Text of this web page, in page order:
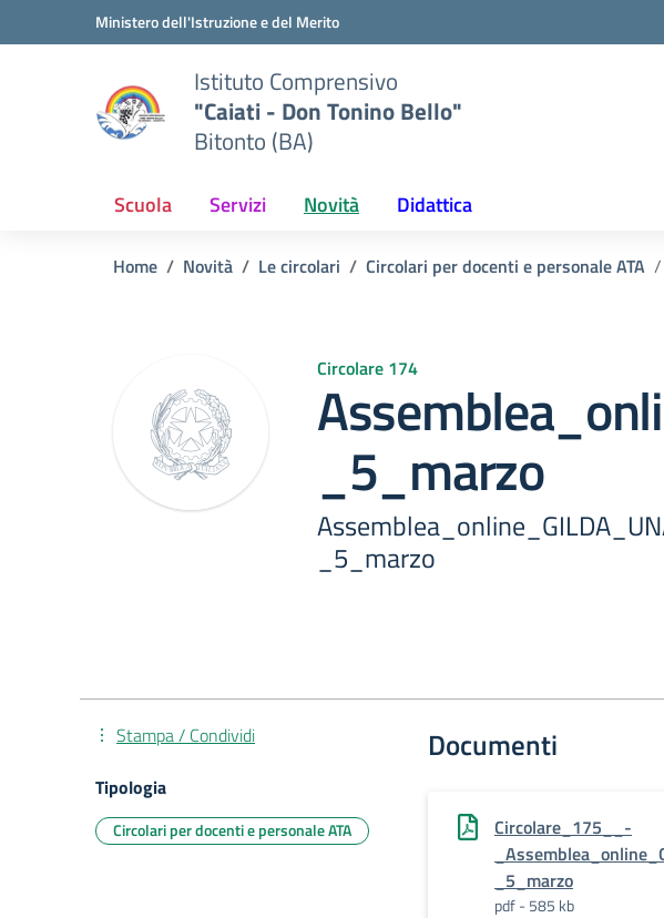
Vai ai contenuti
Vai al menu di navigazioneMinistero dell'Istruzione e del Merito
Istituto Comprensivo
"Caiati - Don Tonino Bello"
Bitonto (BA)
Scuola Servizi Novità Didattica
Home Novità Le circolari Circolari per docenti e personale ATA
Circolare 174
_5_marzo
_5_marzo
Documenti
Circolare_175__-
_5_marzo
pdf - 585 kb
Stampa / Condividi
Tipologia
Circolari per docenti e personale ATA